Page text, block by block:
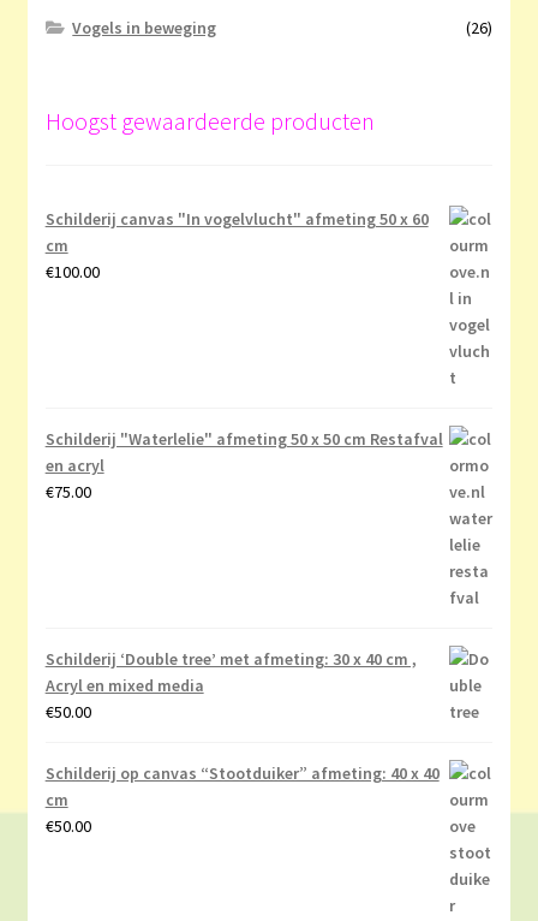
Vogels in beweging
(26)
Hoogst gewaardeerde producten
Schilderij canvas "In vogelvlucht" afmeting 50 x 60
cm
€100.00
Schilderij "Waterlelie" afmeting 50 x 50 cm Restafval
en acryl
€75.00
Schilderij ‘Double tree’ met afmeting: 30 x 40 cm ,
Acryl en mixed media
€50.00
Schilderij op canvas “Stootduiker” afmeting: 40 x 40
cm
€50.00